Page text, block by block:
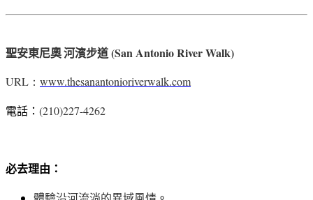
聖安東尼奧河濱步道 (San Antonio River Walk)
URL ： www.thesanantonioriverwalk.com
電話： (210)227-4262
必去理由：